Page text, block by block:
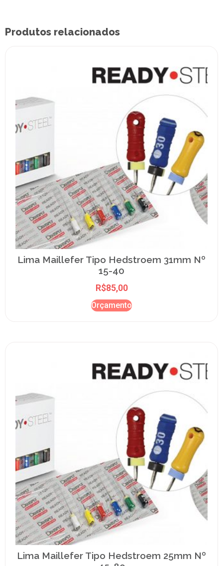
Produtos relacionados
Lima Maillefer Tipo Hedstroem 31mm Nº
15-40
R$85,00
Orçamento
Lima Maillefer Tipo Hedstroem 25mm Nº